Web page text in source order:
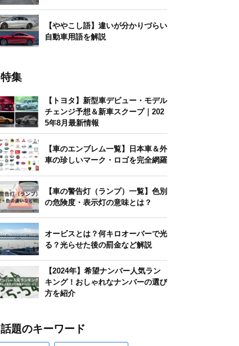
【ややこし語】違いが分かりづらい
自動車用語を解説
特集
【トヨタ】新型車デビュー・モデル
チェンジ予想＆新車スクープ｜202
5年8月最新情報
【車のエンブレム一覧】日本車＆外
車の珍しいマーク・ロゴを完全網羅
【車の警告灯（ランプ）一覧】色別
の危険度・表示灯の意味とは？
オービスとは？何キロオーバーで光
る？光らせた後の罰金など解説
【2024年】希望ナンバー人気ラン
キング！おしゃれなナンバーの選び
方を紹介
話題のキーワード